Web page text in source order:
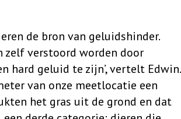
de bron van geluidshinder.
zelf verstoord worden door
hard geluid te zijn’, vertelt Edwin.
van onze meetlocatie een
het gras uit de grond en dat